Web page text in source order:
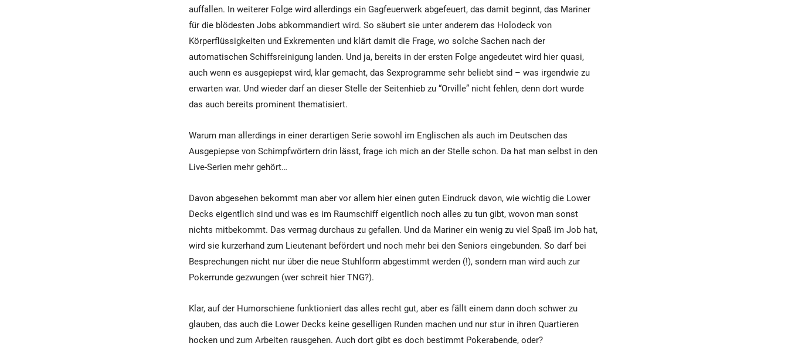
auffallen. In weiterer Folge wird allerdings ein Gagfeuerwerk abgefeuert, das damit beginnt, das Mariner
für die blödesten Jobs abkommandiert wird. So säubert sie unter anderem das Holodeck von
Körperflüssigkeiten und Exkrementen und klärt damit die Frage, wo solche Sachen nach der
automatischen Schiffsreinigung landen. Und ja, bereits in der ersten Folge angedeutet wird hier quasi,
auch wenn es ausgepiepst wird, klar gemacht, das Sexprogramme sehr beliebt sind – was irgendwie zu
erwarten war. Und wieder darf an dieser Stelle der Seitenhieb zu “Orville” nicht fehlen, denn dort wurde
das auch bereits prominent thematisiert.
Warum man allerdings in einer derartigen Serie sowohl im Englischen als auch im Deutschen das
Ausgepiepse von Schimpfwörtern drin lässt, frage ich mich an der Stelle schon. Da hat man selbst in den
Live-Serien mehr gehört…
Davon abgesehen bekommt man aber vor allem hier einen guten Eindruck davon, wie wichtig die Lower
Decks eigentlich sind und was es im Raumschiff eigentlich noch alles zu tun gibt, wovon man sonst
nichts mitbekommt. Das vermag durchaus zu gefallen. Und da Mariner ein wenig zu viel Spaß im Job hat,
wird sie kurzerhand zum Lieutenant befördert und noch mehr bei den Seniors eingebunden. So darf bei
Besprechungen nicht nur über die neue Stuhlform abgestimmt werden (!), sondern man wird auch zur
Pokerrunde gezwungen (wer schreit hier TNG?).
Klar, auf der Humorschiene funktioniert das alles recht gut, aber es fällt einem dann doch schwer zu
glauben, das auch die Lower Decks keine geselligen Runden machen und nur stur in ihren Quartieren
hocken und zum Arbeiten rausgehen. Auch dort gibt es doch bestimmt Pokerabende, oder?